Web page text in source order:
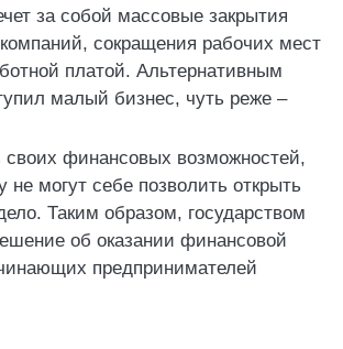
за собой массовые закрытия
сокращения рабочих мест
платой. Альтернативным
малый бизнес, чуть реже –
своих финансовых возможностей,
не могут себе позволить открыть
Таким образом, государством
об оказании финансовой
предпринимателей